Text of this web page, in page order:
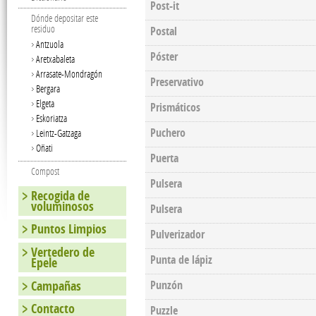
Post-it
Postal
Póster
Preservativo
Prismáticos
Puchero
Puerta
Pulsera
Pulsera
Pulverizador
Punta de lápiz
Punzón
Puzzle
Dónde depositar este
residuo
Antzuola
Aretxabaleta
Arrasate-Mondragón
Bergara
Elgeta
Eskoriatza
Leintz-Gatzaga
Oñati
Compost
Recogida de
voluminosos
Puntos Limpios
Vertedero de
Epele
Campañas
Contacto